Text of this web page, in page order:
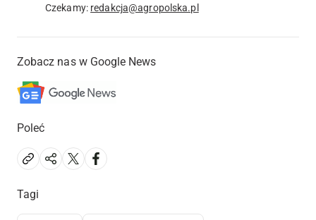
Czekamy: redakcja@agropolska.pl
Zobacz nas w Google News
Poleć
Tagi